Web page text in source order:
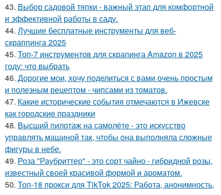
43. Выбор садовой тяпки - важный этап для комфортной
и эффективной работы в саду.
44. Лучшие бесплатные инструменты для веб-
скраппинга 2025
45. Топ-7 инструментов для скрапинга Amazon в 2025
году: что выбрать
46. Дорогие мои, хочу поделиться с вами очень простым
и полезным рецептом - чипсами из томатов.
47. Какие исторические события отмечаются в Ижевске
как городские праздники
48. Высший пилотаж на самолёте - это искусство
управлять машиной так, чтобы она выполняла сложные
фигуры в небе.
49. Роза "Раубриттер" - это сорт чайно - гибридной розы,
известный своей красивой формой и ароматом.
50. Топ-18 прокси для TikTok 2025: Работа, анонимность,